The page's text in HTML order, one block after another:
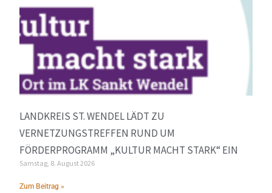
LANDKREIS ST. WENDEL LÄDT ZU
VERNETZUNGSTREFFEN RUND UM
FÖRDERPROGRAMM „KULTUR MACHT STARK“ EIN
Samstag, 8. August 2026
Zum Beitrag »